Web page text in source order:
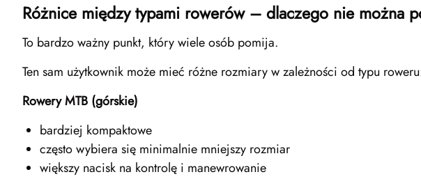
Różnice między typami rowerów – dlaczego nie można
To bardzo ważny punkt, który wiele osób pomija.
Ten sam użytkownik może mieć różne rozmiary w zależności od typu
Rowery MTB (górskie)
bardziej kompaktowe
często wybiera się minimalnie mniejszy rozmiar
większy nacisk na kontrolę i manewrowanie